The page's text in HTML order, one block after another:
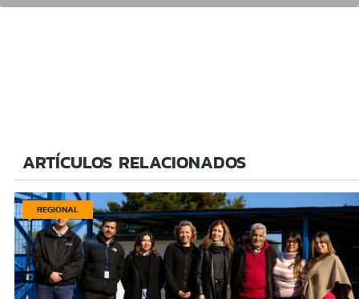
ARTÍCULOS RELACIONADOS
REGIONAL